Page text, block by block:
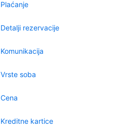
Plaćanje
Detalji rezervacije
Komunikacija
Vrste soba
Cena
Kreditne kartice